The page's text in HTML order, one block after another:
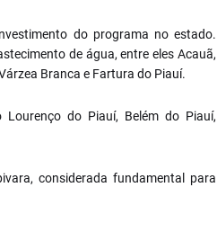
do programa no estado.
de água, entre eles Acauã,
Branca e Fartura do Piauí.
Lourenço do Piauí, Belém do Piauí,
considerada fundamental para